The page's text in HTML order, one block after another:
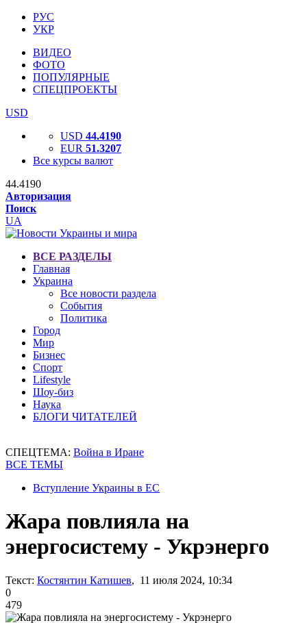
РУС
УКР
ВИДЕО
ФОТО
ПОПУЛЯРНЫЕ
СПЕЦПРОЕКТЫ
USD
USD 44.4190
EUR 51.3207
Все курсы валют
44.4190
Авторизация
Поиск
UA
ВСЕ РАЗДЕЛЫ
Главная
Украина
Все новости раздела
События
Политика
Город
Мир
Бизнес
Спорт
Lifestyle
Шоу-биз
Наука
БЛОГИ ЧИТАТЕЛЕЙ
СПЕЦТЕМА: Война в Иране
ВСЕ ТЕМЫ
Вступление Украины в ЕС
Жара повлияла на
энергосистему - Укрэнерго
Текст: Костянтин Катишев, 11 июля 2024, 10:34
0
479